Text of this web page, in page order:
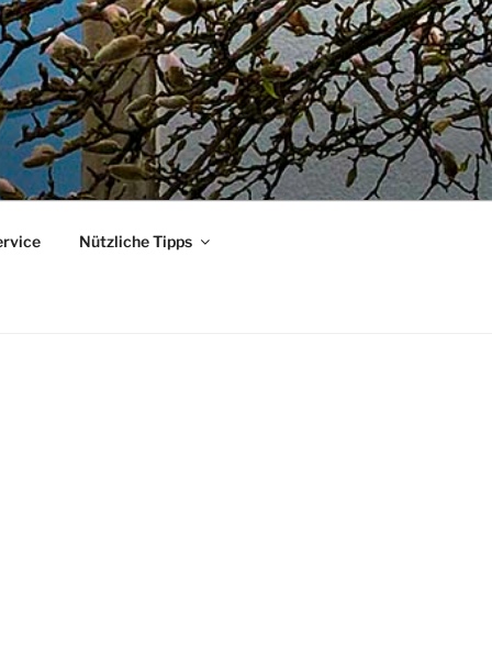
Nützliche Tipps